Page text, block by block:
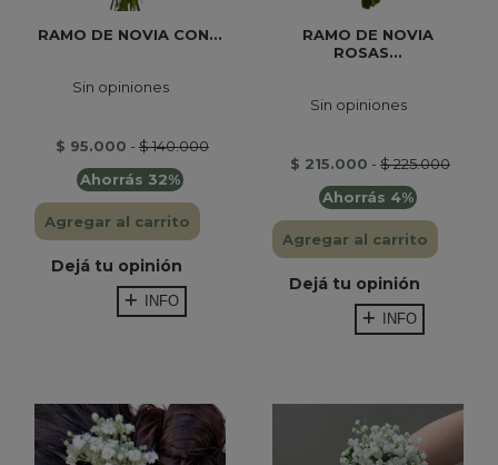
RAMO DE NOVIA CON...
Sin opiniones
$ 95.000 - $ 140.000
Ahorrás 32%
Agregar al carrito
Dejá tu opinión
INFO
RAMO DE NOVIA
ROSAS...
Sin opiniones
$ 215.000 - $ 225.000
Ahorrás 4%
Agregar al carrito
Dejá tu opinión
INFO